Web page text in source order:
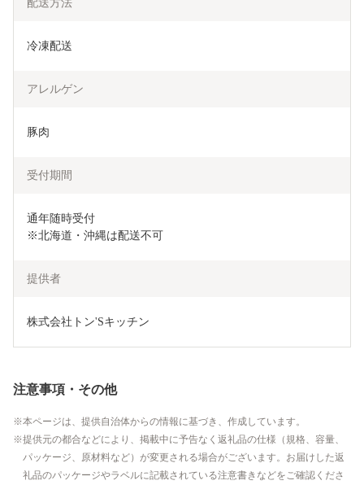
配送方法
冷凍配送
アレルゲン
豚肉
受付期間
通年随時受付
※北海道・沖縄は配送不可
提供者
株式会社トン'Sキッチン
注意事項・その他
本ページは、提供自治体からの情報に基づき、作成しています。
提供元の都合などにより、掲載中に予告なく返礼品の仕様（規格、容量、
パッケージ、原材料など）が変更される場合がございます。お届けした返
礼品のパッケージやラベルに記載されている注意書きなどをご確認くださ